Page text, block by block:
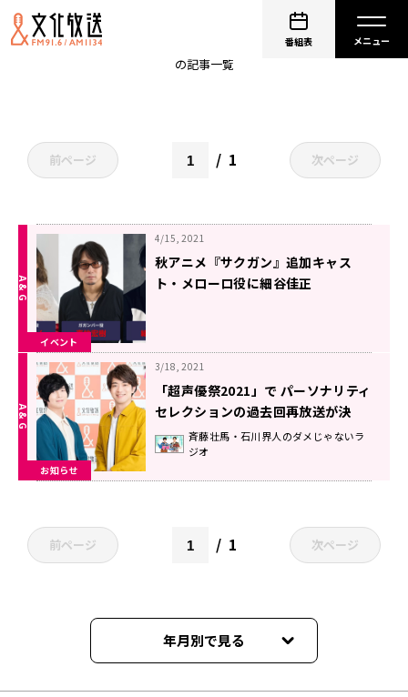
番組表
の記事一覧
前ページ 1 次ページ
イベント
4/15, 2021
秋アニメ『サクガン』追加キャス
ト・メローロ役に細谷佳正
お知らせ
3/18, 2021
「超声優祭2021」で パーソナリティ
セレクションの過去回再放送が決
定！ 番組LINEスタンプも発売決定！
『斉藤壮馬・石川界人のダメじゃな
斉藤壮馬・石川界人のダメじゃないラ
ジオ
前ページ 1 次ページ
年月別で見る
2021年04月